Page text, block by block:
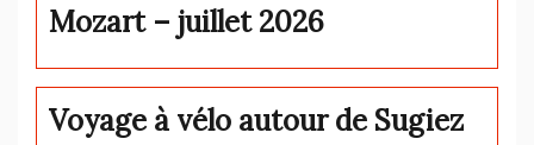
Mozart – juillet 2026
Voyage à vélo autour de Sugiez